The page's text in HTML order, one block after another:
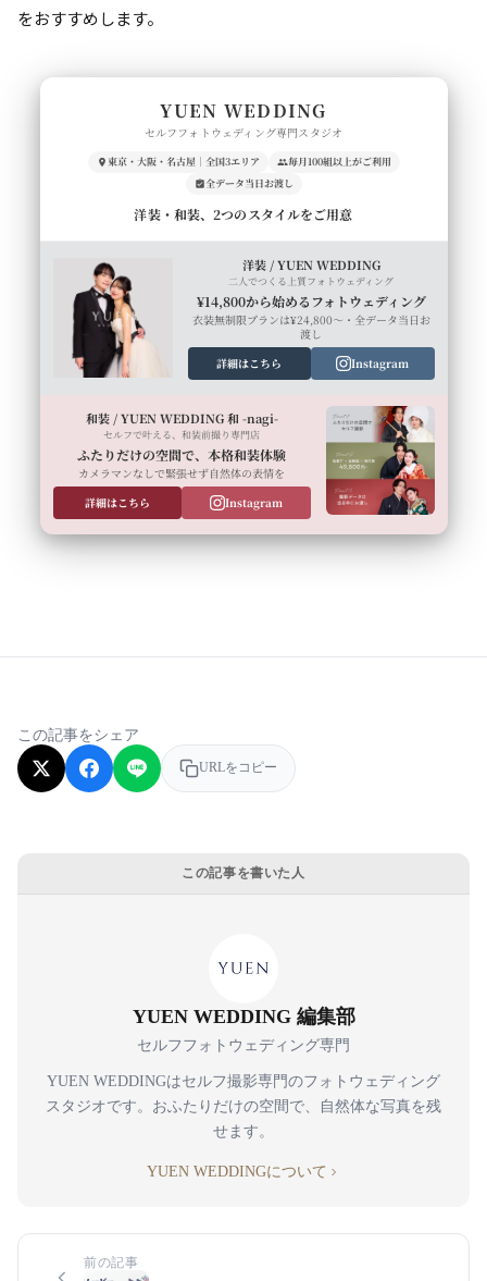
をおすすめします。
YUEN WEDDING
セルフフォトウェディング専門スタジオ
東京・大阪・名古屋｜全国3エリア
毎月100組以上がご利用
全データ当日お渡し
洋装・和装、2つのスタイルをご用意
洋装 / YUEN WEDDING
二人でつくる上質フォトウェディング
¥14,800から始めるフォトウェディング
衣装無制限プランは¥24,800〜・全データ当日お
渡し
詳細はこちら
Instagram
和装 / YUEN WEDDING 和 -nagi-
セルフで叶える、和装前撮り専門店
ふたりだけの空間で、本格和装体験
カメラマンなしで緊張せず自然体の表情を
詳細はこちら
Instagram
この記事をシェア
URLをコピー
この記事を書いた人
YUEN WEDDING 編集部
セルフフォトウェディング専門
YUEN WEDDINGはセルフ撮影専門のフォトウェディング
スタジオです。おふたりだけの空間で、自然体な写真を残
せます。
YUEN WEDDINGについて
前の記事